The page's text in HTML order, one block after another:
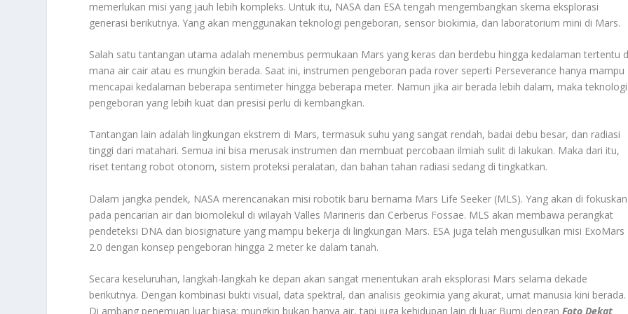
memerlukan misi yang jauh lebih kompleks. Untuk itu, NASA dan ESA tengah mengembangkan skema eksplorasi
generasi berikutnya. Yang akan menggunakan teknologi pengeboran, sensor biokimia, dan laboratorium mini di Mars.
Salah satu tantangan utama adalah menembus permukaan Mars yang keras dan berdebu hingga kedalaman tertentu
mana air cair atau es mungkin berada. Saat ini, instrumen pengeboran pada rover seperti Perseverance hanya mampu
mencapai kedalaman beberapa sentimeter hingga beberapa meter. Namun jika air berada lebih dalam, maka teknologi
pengeboran yang lebih kuat dan presisi perlu di kembangkan.
Tantangan lain adalah lingkungan ekstrem di Mars, termasuk suhu yang sangat rendah, badai debu besar, dan radiasi
tinggi dari matahari. Semua ini bisa merusak instrumen dan membuat percobaan ilmiah sulit di lakukan. Maka dari itu,
riset tentang robot otonom, sistem proteksi peralatan, dan bahan tahan radiasi sedang di tingkatkan.
Dalam jangka pendek, NASA merencanakan misi robotik baru bernama Mars Life Seeker (MLS). Yang akan di fokuskan
pada pencarian air dan biomolekul di wilayah Valles Marineris dan Cerberus Fossae. MLS akan membawa perangkat
pendeteksi DNA dan biosignature yang mampu bekerja di lingkungan Mars. ESA juga telah mengusulkan misi ExoMars
2.0 dengan konsep pengeboran hingga 2 meter ke dalam tanah.
Secara keseluruhan, langkah-langkah ke depan akan sangat menentukan arah eksplorasi Mars selama dekade
berikutnya. Dengan kombinasi bukti visual, data spektral, dan analisis geokimia yang akurat, umat manusia kini berada.
Di ambang penemuan luar biasa: mungkin bukan hanya air, tapi juga kehidupan lain di luar Bumi denganFoto Dekat